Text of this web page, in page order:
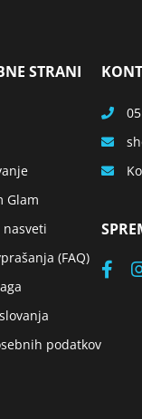
STRANI
Glam
nasveti
(FAQ)
podatkov